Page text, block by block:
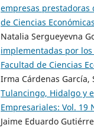
empresas prestadoras
de Ciencias
Natalia Sergueyevna
implementadas por
Facultad de Ciencias
Irma Cárdenas García,
Tulancingo, Hidalgo y
Empresariales: Vol. 19
Jaime Eduardo